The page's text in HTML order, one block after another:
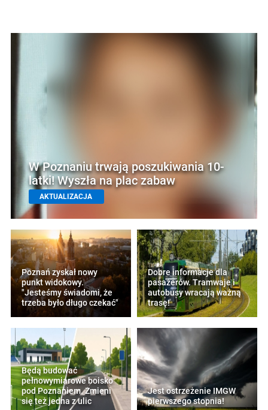
W Poznaniu trwają poszukiwania 10-
latki! Wyszła na plac zabaw
AKTUALIZACJA
Poznań zyskał nowy
punkt widokowy.
"Jesteśmy świadomi, że
trzeba było długo czekać"
Dobre informacje dla
pasażerów. Tramwaje i
autobusy wracają ważną
trasę!
Będą budować
pełnowymiarowe boisko
pod Poznaniem. Zmieni
się też jedna z ulic
Jest ostrzeżenie IMGW
pierwszego stopnia!